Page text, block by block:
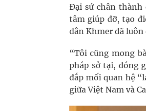
Đại sứ chân thành
tâm giúp đỡ, tạo
dân Khmer đã luôn
“Tôi cũng mong
pháp sở tại, đóng
đắp mối quan hệ
giữa Việt Nam và